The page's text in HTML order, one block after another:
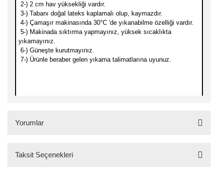
2-) 2 cm hav yüksekliği vardır.
3-) Tabanı doğal lateks kaplamalı olup, kaymazdır.
4-) Çamaşır makinasında 30°C 'de yıkanabilme özelliği vardır.
5-) Makinada sıktırma yapmayınız, yüksek sıcaklıkta
yıkamayınız.
6-) Güneşte kurutmayınız.
7-) Ürünle beraber gelen yıkama talimatlarına uyunuz.
Yorumlar
Taksit Seçenekleri